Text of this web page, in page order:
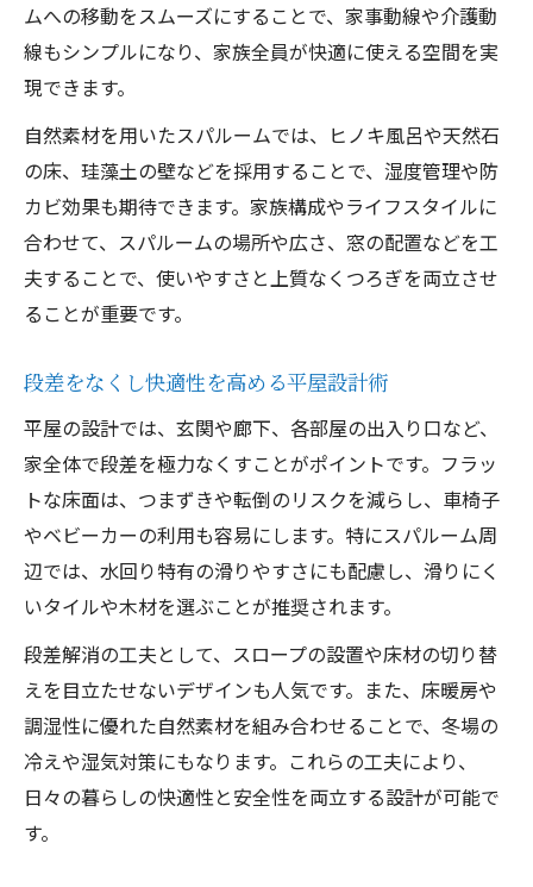
ムへの移動をスムーズにすることで、家事動線や介護動
線もシンプルになり、家族全員が快適に使える空間を実
現できます。
自然素材を用いたスパルームでは、ヒノキ風呂や天然石
の床、珪藻土の壁などを採用することで、湿度管理や防
カビ効果も期待できます。家族構成やライフスタイルに
合わせて、スパルームの場所や広さ、窓の配置などを工
夫することで、使いやすさと上質なくつろぎを両立させ
ることが重要です。
段差をなくし快適性を高める平屋設計術
平屋の設計では、玄関や廊下、各部屋の出入り口など、
家全体で段差を極力なくすことがポイントです。フラッ
トな床面は、つまずきや転倒のリスクを減らし、車椅子
やベビーカーの利用も容易にします。特にスパルーム周
辺では、水回り特有の滑りやすさにも配慮し、滑りにく
いタイルや木材を選ぶことが推奨されます。
段差解消の工夫として、スロープの設置や床材の切り替
えを目立たせないデザインも人気です。また、床暖房や
調湿性に優れた自然素材を組み合わせることで、冬場の
冷えや湿気対策にもなります。これらの工夫により、
日々の暮らしの快適性と安全性を両立する設計が可能で
す。